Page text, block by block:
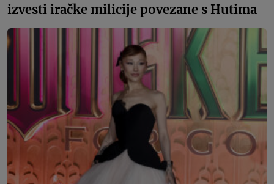
izvesti iračke milicije povezane s Hutima